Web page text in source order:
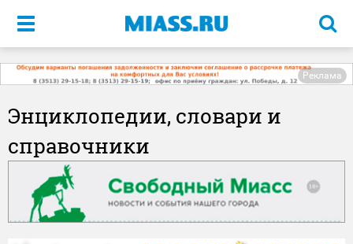
Меню
Реклама
Энциклопедии, словари и
справочники